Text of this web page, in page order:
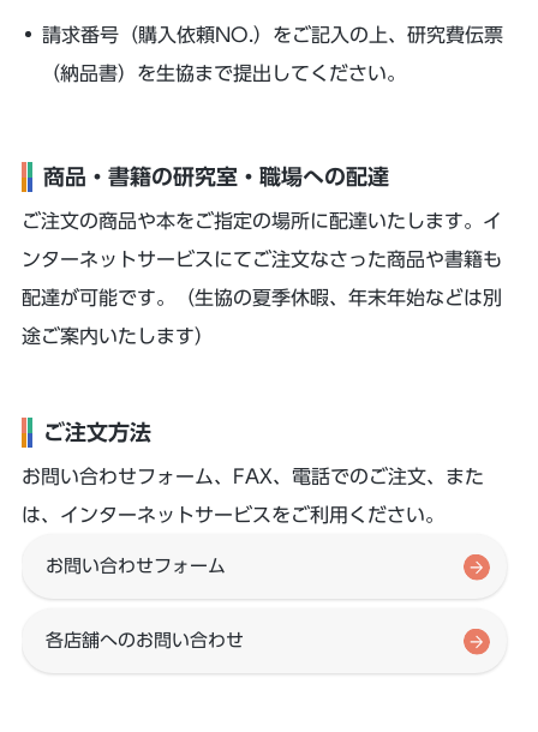
請求番号（購入依頼NO.）をご記入の上、研究費伝票
（納品書）を生協まで提出してください。
商品・書籍の研究室・職場への配達
ご注文の商品や本をご指定の場所に配達いたします。イ
ンターネットサービスにてご注文なさった商品や書籍も
配達が可能です。（生協の夏季休暇、年末年始などは別
途ご案内いたします）
ご注文方法
お問い合わせフォーム、FAX、電話でのご注文、また
は、インターネットサービスをご利用ください。
お問い合わせフォーム
各店舗へのお問い合わせ